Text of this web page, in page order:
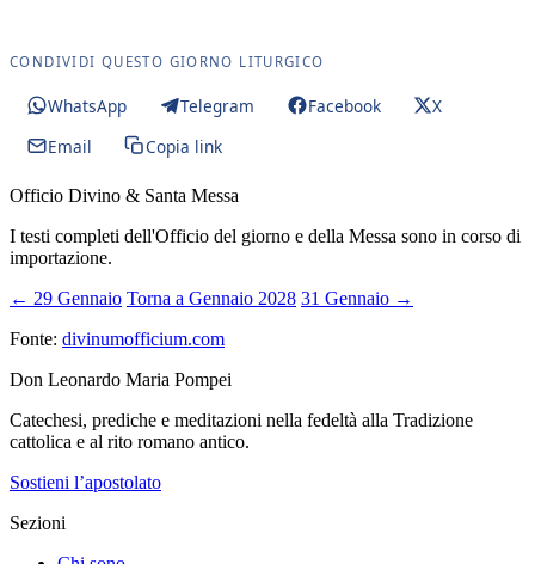
CONDIVIDI QUESTO GIORNO LITURGICO
WhatsApp Telegram Facebook
X
Email
Copia link
Officio Divino & Santa Messa
I testi completi dell'Officio del giorno e della Messa sono in corso di
importazione.
← 29 Gennaio Torna a Gennaio 2028 31 Gennaio →
Fonte: divinumofficium.com
Don Leonardo Maria Pompei
Catechesi, prediche e meditazioni nella fedeltà alla Tradizione
cattolica e al rito romano antico.
Sostieni l’apostolato
Sezioni